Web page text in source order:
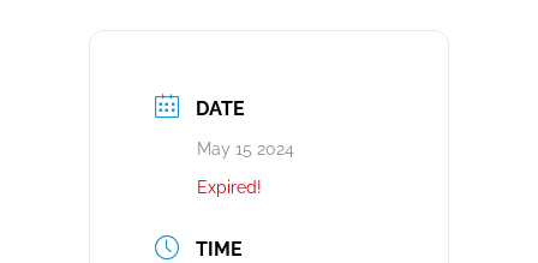
DATE
May 15 2024
Expired!
TIME